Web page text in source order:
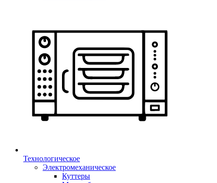
Технологическое
Электромеханическое
Куттеры